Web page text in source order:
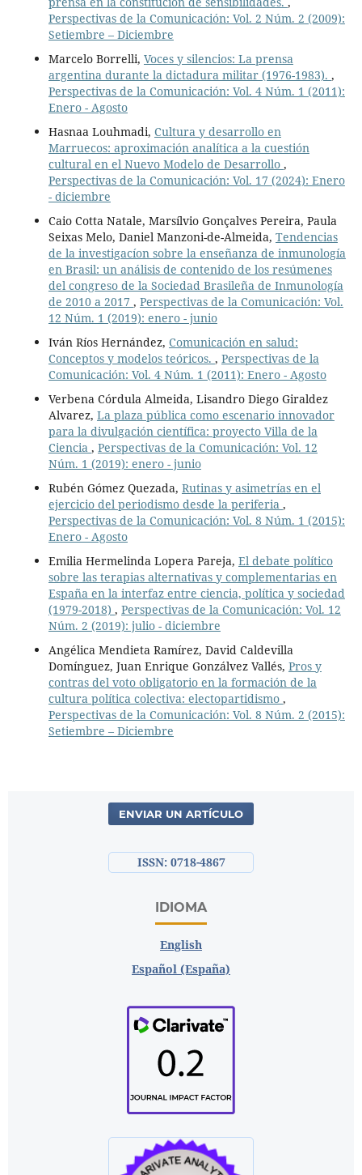
Perspectivas de la Comunicación: Vol. 2 Núm. 2 (2009):
Setiembre – Diciembre
Marcelo Borrelli, Voces y silencios: La prensa
argentina durante la dictadura militar (1976-1983). ,
Perspectivas de la Comunicación: Vol. 4 Núm. 1 (2011):
Enero - Agosto
Hasnaa Louhmadi, Cultura y desarrollo en
Marruecos: aproximación analítica a la cuestión
cultural en el Nuevo Modelo de Desarrollo ,
Perspectivas de la Comunicación: Vol. 17 (2024): Enero
- diciembre
Caio Cotta Natale, Marsílvio Gonçalves Pereira, Paula
Seixas Melo, Daniel Manzoni-de-Almeida, Tendencias
de la investigacíon sobre la enseñanza de inmunología
en Brasil: un análisis de contenido de los resúmenes
del congreso de la Sociedad Brasileña de Inmunología
de 2010 a 2017 , Perspectivas de la Comunicación: Vol.
12 Núm. 1 (2019): enero - junio
Iván Ríos Hernández, Comunicación en salud:
Conceptos y modelos teóricos. , Perspectivas de la
Comunicación: Vol. 4 Núm. 1 (2011): Enero - Agosto
Verbena Córdula Almeida, Lisandro Diego Giraldez
Alvarez, La plaza pública como escenario innovador
para la divulgación científica: proyecto Villa de la
Ciencia , Perspectivas de la Comunicación: Vol. 12
Núm. 1 (2019): enero - junio
Rubén Gómez Quezada, Rutinas y asimetrías en el
ejercicio del periodismo desde la periferia ,
Perspectivas de la Comunicación: Vol. 8 Núm. 1 (2015):
Enero - Agosto
Emilia Hermelinda Lopera Pareja, El debate político
sobre las terapias alternativas y complementarias en
España en la interfaz entre ciencia, política y sociedad
(1979-2018) , Perspectivas de la Comunicación: Vol. 12
Núm. 2 (2019): julio - diciembre
Angélica Mendieta Ramírez, David Caldevilla
Domínguez, Juan Enrique Gonzálvez Vallés, Pros y
contras del voto obligatorio en la formación de la
cultura política colectiva: electopartidismo ,
Perspectivas de la Comunicación: Vol. 8 Núm. 2 (2015):
Setiembre – Diciembre
ENVIAR UN ARTÍCULO
ISSN: 0718-4867
IDIOMA
English
Español (España)